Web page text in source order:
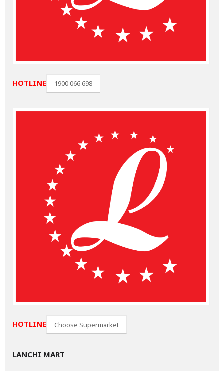
HOTLINE 1900 066 698
HOTLINE Choose Supermarket
LANCHI MART